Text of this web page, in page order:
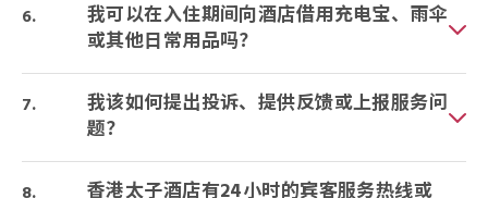
我可以在入住期间向酒店借用充电宝、雨伞
或其他日常用品吗？
我该如何提出投诉、提供反馈或上报服务问
题？
香港太子酒店有24小时的宾客服务热线或